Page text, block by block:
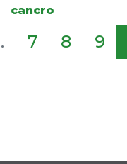
cancro
7 8 9